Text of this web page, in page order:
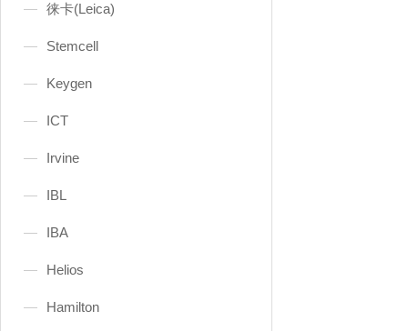
徕卡(Leica)
Stemcell
Keygen
ICT
Irvine
IBL
IBA
Helios
Hamilton